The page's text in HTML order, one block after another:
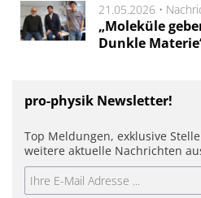
21.05.2026 •
„Moleküle
Dunkle
pro-physik Newsletter!
Top Meldungen, exklusive
weitere aktuelle Nachrichten